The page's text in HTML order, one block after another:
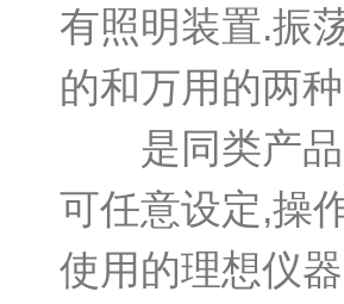
有照明装置.振
的和万用的两种
是同类产品
可任意设定,操
使用的理想仪